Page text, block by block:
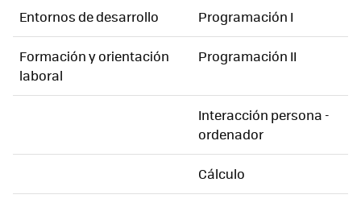
Entornos de desarrollo Programación I
Formación y orientación
laboral
Programación II
Interacción persona -
ordenador
Cálculo